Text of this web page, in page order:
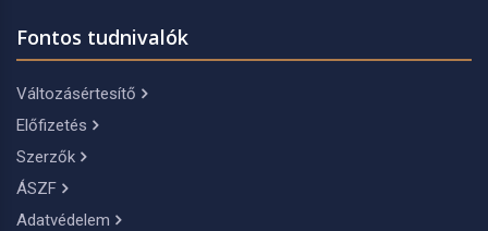
Fontos tudnivalók
Változásértesítő
Előfizetés
Szerzők
ÁSZF
Adatvédelem